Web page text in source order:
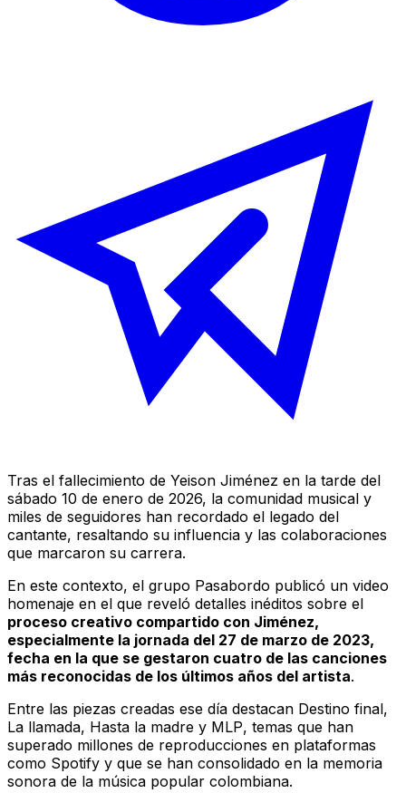
Tras el fallecimiento de Yeison Jiménez en la tarde del
sábado 10 de enero de 2026, la comunidad musical y
miles de seguidores han recordado el legado del
cantante, resaltando su influencia y las colaboraciones
que marcaron su carrera.
En este contexto, el grupo Pasabordo publicó un video
homenaje en el que reveló detalles inéditos sobre el
proceso creativo compartido con Jiménez,
especialmente la jornada del 27 de marzo de 2023,
fecha en la que se gestaron cuatro de las canciones
más reconocidas de los últimos años del artista.
Entre las piezas creadas ese día destacan Destino final,
La llamada, Hasta la madre y MLP, temas que han
superado millones de reproducciones en plataformas
como Spotify y que se han consolidado en la memoria
sonora de la música popular colombiana.